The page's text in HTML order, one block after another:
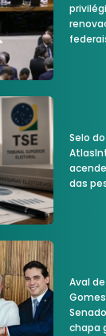
Selo
das
Aval
chapa